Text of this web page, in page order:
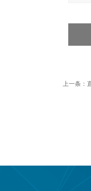
上一条：